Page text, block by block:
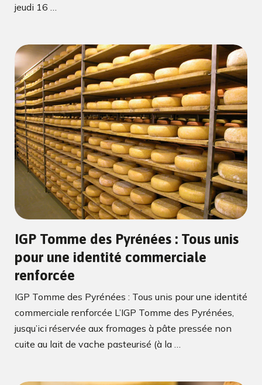
jeudi 16 …
IGP Tomme des Pyrénées : Tous unis
pour une identité commerciale
renforcée
IGP Tomme des Pyrénées : Tous unis pour une identité
commerciale renforcée L’IGP Tomme des Pyrénées,
jusqu’ici réservée aux fromages à pâte pressée non
cuite au lait de vache pasteurisé (à la …